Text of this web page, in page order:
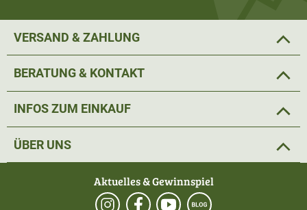
VERSAND & ZAHLUNG
BERATUNG & KONTAKT
INFOS ZUM EINKAUF
ÜBER UNS
Aktuelles & Gewinnspiel